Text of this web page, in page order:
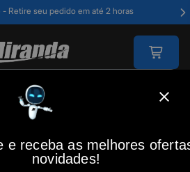
Retire seu pedido em até 2 horas
e receba as melhores
novidades!